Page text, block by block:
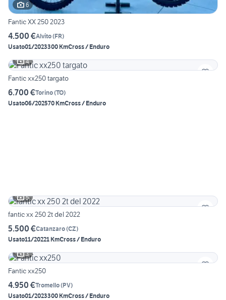
6
Fantic XX 250 2023
4.500 €Alvito(FR)
Usato01/2023300 KmCross / Enduro
4
Fantic xx250 targato
6.700 €Torino(TO)
Usato06/202570 KmCross / Enduro
5
fantic xx 250 2t del 2022
5.500 €Catanzaro(CZ)
Usato11/20221 KmCross / Enduro
3
Fantic xx250
4.950 €Tromello(PV)
Usato01/2023300 KmCross / Enduro